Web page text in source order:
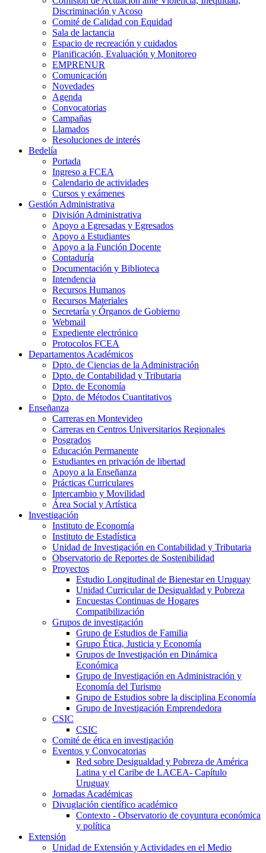
Discriminación y Acoso
Comité de Calidad con Equidad
Sala de lactancia
Espacio de recreación y cuidados
Planificación, Evaluación y Monitoreo
EMPRENUR
Comunicación
Novedades
Agenda
Convocatorias
Campañas
Llamados
Resoluciones de interés
Bedelía
Portada
Ingreso a FCEA
Calendario de actividades
Cursos y exámenes
Gestión Administrativa
División Administrativa
Apoyo a Egresadas y Egresados
Apoyo a Estudiantes
Apoyo a la Función Docente
Contaduría
Documentación y Biblioteca
Intendencia
Recursos Humanos
Recursos Materiales
Secretaría y Órganos de Gobierno
Webmail
Expediente electrónico
Protocolos FCEA
Departamentos Académicos
Dpto. de Ciencias de la Administración
Dpto. de Contabilidad y Tributaria
Dpto. de Economía
Dpto. de Métodos Cuantitativos
Enseñanza
Carreras en Montevideo
Carreras en Centros Universitarios Regionales
Posgrados
Educación Permanente
Estudiantes en privación de libertad
Apoyo a la Enseñanza
Prácticas Curriculares
Intercambio y Movilidad
Área Social y Artística
Investigación
Instituto de Economía
Instituto de Estadística
Unidad de Investigación en Contabilidad y Tributaria
Observatorio de Reportes de Sostenibilidad
Proyectos
Estudio Longitudinal de Bienestar en Uruguay
Unidad Curricular de Desigualdad y Pobreza
Encuestas Continuas de Hogares
Compatibilización
Grupos de investigación
Grupo de Estudios de Familia
Grupo Ética, Justicia y Economía
Grupos de Investigación en Dinámica
Económica
Grupo de Investigación en Administración y
Economía del Turismo
Grupo de Estudios sobre la disciplina Economía
Grupo de Investigación Emprendedora
CSIC
CSIC
Comité de ética en investigación
Eventos y Convocatorias
Red sobre Desigualdad y Pobreza de América
Latina y el Caribe de LACEA- Capítulo
Uruguay
Jornadas Académicas
Divuglación científico académico
Contexto - Observatorio de coyuntura económica
y política
Extensión
Unidad de Extensión y Actividades en el Medio